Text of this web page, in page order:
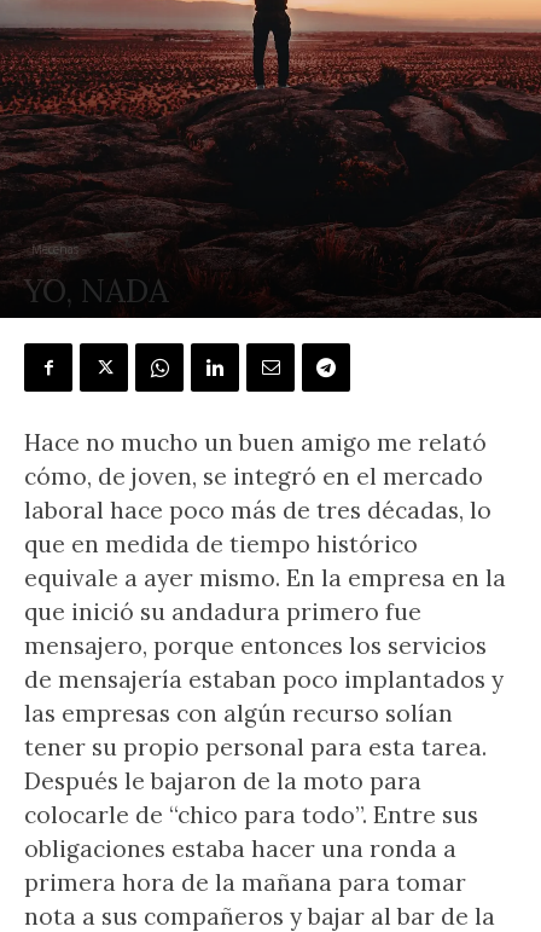
Mecenas
YO, NADA
Hace no mucho un buen amigo me relató
cómo, de joven, se integró en el mercado
laboral hace poco más de tres décadas, lo
que en medida de tiempo histórico
equivale a ayer mismo. En la empresa en la
que inició su andadura primero fue
mensajero, porque entonces los servicios
de mensajería estaban poco implantados y
las empresas con algún recurso solían
tener su propio personal para esta tarea.
Después le bajaron de la moto para
colocarle de “chico para todo”. Entre sus
obligaciones estaba hacer una ronda a
primera hora de la mañana para tomar
nota a sus compañeros y bajar al bar de la